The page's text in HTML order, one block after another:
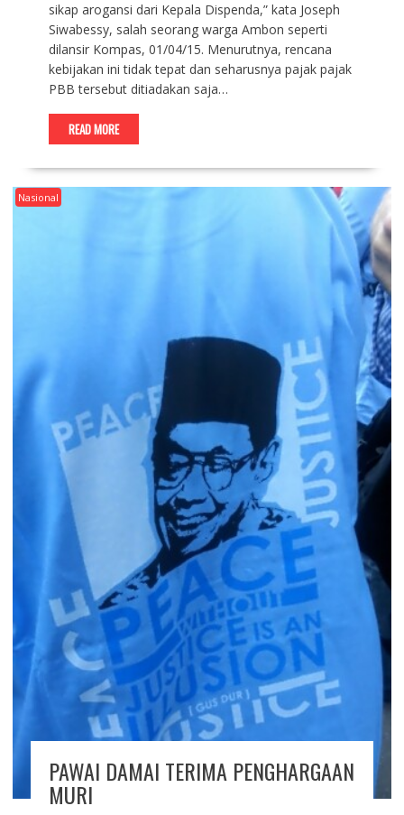
sikap arogansi dari Kepala Dispenda,” kata Joseph
Siwabessy, salah seorang warga Ambon seperti
dilansir Kompas, 01/04/15. Menurutnya, rencana
kebijakan ini tidak tepat dan seharusnya pajak pajak
PBB tersebut ditiadakan saja…
READ MORE
Nasional
PAWAI DAMAI TERIMA PENGHARGAAN
MURI